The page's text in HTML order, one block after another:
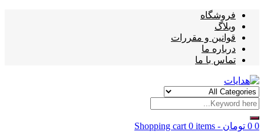
فروشگاه
وبلاگ
قوانین و مقررات
درباره ما
تماس با ما
Shopping cart 0 items - 0 تومان 0